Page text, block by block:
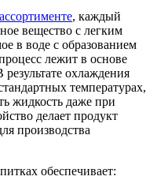
, каждый
вещество с легким
в воде с образованием
лежит в основе
охлаждения
температурах,
жидкость даже при
делает продукт
производства
обеспечивает: